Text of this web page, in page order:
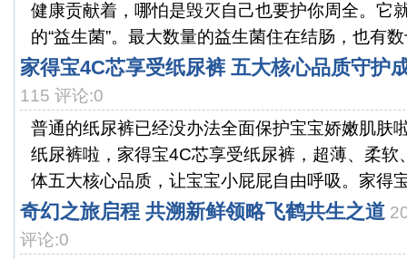
健康贡献着，哪怕是毁灭自己也要护你周全。它
的“益生菌”。最大数量的益生菌住在结肠，也有
家得宝4C芯享受纸尿裤 五大核心品质守护
115 评论:0
普通的纸尿裤已经没办法全面保护宝宝娇嫩肌肤
纸尿裤啦，家得宝4C芯享受纸尿裤，超薄、柔软
体五大核心品质，让宝宝小屁屁自由呼吸。家得
奇幻之旅启程 共溯新鲜领略飞鹤共生之道
评论:0